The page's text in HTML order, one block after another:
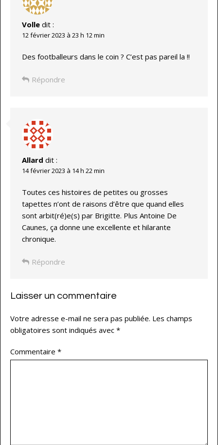
Volle dit :
12 février 2023 à 23 h 12 min
Des footballeurs dans le coin ? C’est pas pareil la !!
Répondre
Allard dit :
14 février 2023 à 14 h 22 min
Toutes ces histoires de petites ou grosses
tapettes n’ont de raisons d’être que quand elles
sont arbit(ré)e(s) par Brigitte. Plus Antoine De
Caunes, ça donne une excellente et hilarante
chronique.
Répondre
Laisser un commentaire
Votre adresse e-mail ne sera pas publiée. Les champs
obligatoires sont indiqués avec *
Commentaire *